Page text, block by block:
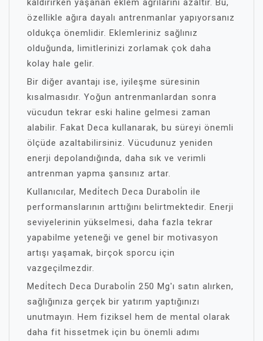
kaldırırken yaşanan eklem ağrılarını azaltır. Bu,
özellikle ağıra dayalı antrenmanlar yapıyorsanız
oldukça önemlidir. Eklemleriniz sağlınız
olduğunda, limitlerinizi zorlamak çok daha
kolay hale gelir.
Bir diğer avantajı ise, iyileşme süresinin
kısalmasıdır. Yoğun antrenmanlardan sonra
vücudun tekrar eski haline gelmesi zaman
alabilir. Fakat Deca kullanarak, bu süreyi önemli
ölçüde azaltabilirsiniz. Vücudunuz yeniden
enerji depolandığında, daha sık ve verimli
antrenman yapma şansınız artar.
Kullanıcılar, Medi̇tech Deca Duraboli̇n ile
performanslarının arttığını belirtmektedir. Enerji
seviyelerinin yükselmesi, daha fazla tekrar
yapabilme yeteneği ve genel bir motivasyon
artışı yaşamak, birçok sporcu için
vazgeçilmezdir.
Medi̇tech Deca Duraboli̇n 250 Mg'ı satın alırken,
sağlığınıza gerçek bir yatırım yaptığınızı
unutmayın. Hem fiziksel hem de mental olarak
daha fit hissetmek için bu önemli adımı